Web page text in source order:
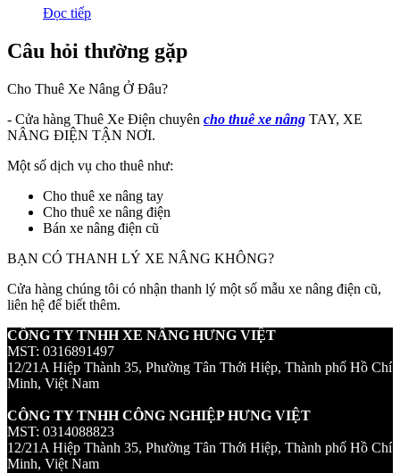
Đọc tiếp
Câu hỏi thường gặp
Cho Thuê Xe Nâng Ở Đâu?
- Cửa hàng Thuê Xe Điện chuyên cho thuê xe nâng TAY, XE
NÂNG ĐIỆN TẬN NƠI.
Một số dịch vụ cho thuê như:
Cho thuê xe nâng tay
Cho thuê xe nâng điện
Bán xe nâng điện cũ
BẠN CÓ THANH LÝ XE NÂNG KHÔNG?
Cửa hàng chúng tôi có nhận thanh lý một số mẫu xe nâng điện cũ,
liên hệ để biết thêm.
CÔNG TY TNHH XE NÂNG HƯNG VIỆT
MST: 0316891497
12/21A Hiệp Thành 35, Phường Tân Thới Hiệp, Thành phố Hồ Chí
Minh, Việt Nam
CÔNG TY TNHH CÔNG NGHIỆP HƯNG VIỆT
MST: 0314088823
12/21A Hiệp Thành 35, Phường Tân Thới Hiệp, Thành phố Hồ Chí
Minh, Việt Nam